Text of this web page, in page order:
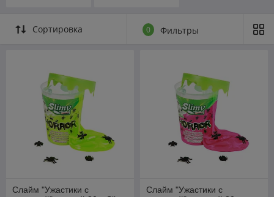
Сортировка 0 Фильтры
Слайм "Ужастики с
Слайм "Ужастики с